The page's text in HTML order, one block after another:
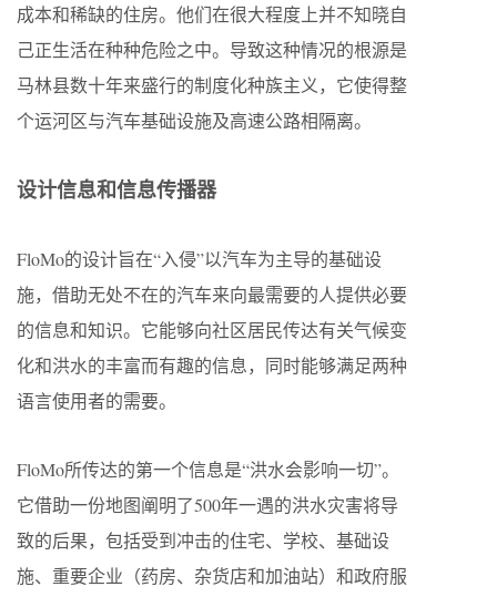
成本和稀缺的住房。他们在很大程度上并不知晓自
己正生活在种种危险之中。导致这种情况的根源是
马林县数十年来盛行的制度化种族主义，它使得整
个运河区与汽车基础设施及高速公路相隔离。
设计信息和信息传播器
FloMo的设计旨在“入侵”以汽车为主导的基础设
施，借助无处不在的汽车来向最需要的人提供必要
的信息和知识。它能够向社区居民传达有关气候变
化和洪水的丰富而有趣的信息，同时能够满足两种
语言使用者的需要。
FloMo所传达的第一个信息是“洪水会影响一切”。
它借助一份地图阐明了500年一遇的洪水灾害将导
致的后果，包括受到冲击的住宅、学校、基础设
施、重要企业（药房、杂货店和加油站）和政府服